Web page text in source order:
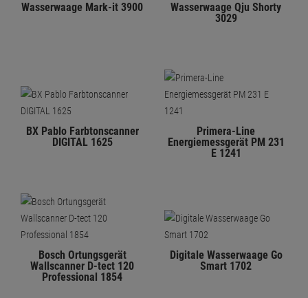
Wasserwaage Mark-it 3900
Wasserwaage Qju Shorty
3029
BX Pablo Farbtonscanner
DIGITAL 1625
Primera-Line
Energiemessgerät PM 231
E 1241
Bosch Ortungsgerät
Wallscanner D-tect 120
Professional 1854
Digitale Wasserwaage Go
Smart 1702